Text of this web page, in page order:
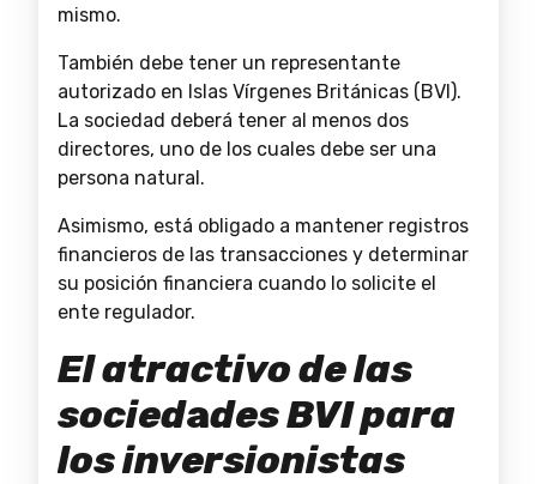
mismo.
También debe tener un representante
autorizado en Islas Vírgenes Británicas (BVI).
La sociedad deberá tener al menos dos
directores, uno de los cuales debe ser una
persona natural.
Asimismo, está obligado a mantener registros
financieros de las transacciones y determinar
su posición financiera cuando lo solicite el
ente regulador.
El atractivo de las
sociedades BVI para
los inversionistas